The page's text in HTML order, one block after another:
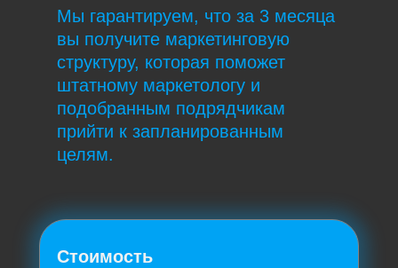
Мы гарантируем, что за 3 месяца
вы получите маркетинговую
структуру, которая поможет
штатному маркетологу и
подобранным подрядчикам
прийти к запланированным
целям.
Стоимость